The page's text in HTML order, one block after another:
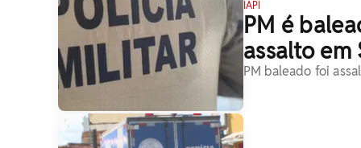
IAPI
PM é
assalto em
PM baleado foi